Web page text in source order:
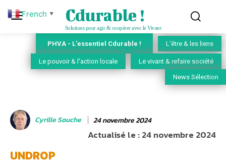
Cdurable !
Solutions pour agir & coopérer avec le Vivant
PHVA - L'essentiel Cdurable ! L'être & les liens
Le pouvoir & l'action locale Le vivant & refaire société
News Sélection
Cyrille Souche 24 novembre 2024
Actualisé le :24 novembre 2024
UNDROP
French ▼